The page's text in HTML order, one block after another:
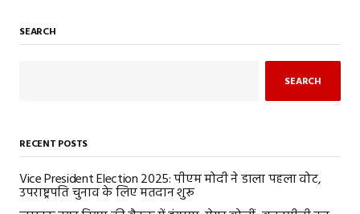
SEARCH
SEARCH
RECENT POSTS
Vice President Election 2025: पीएम मोदी ने डाला पहला वोट,
उपराष्ट्रपति चुनाव के लिए मतदान शुरू